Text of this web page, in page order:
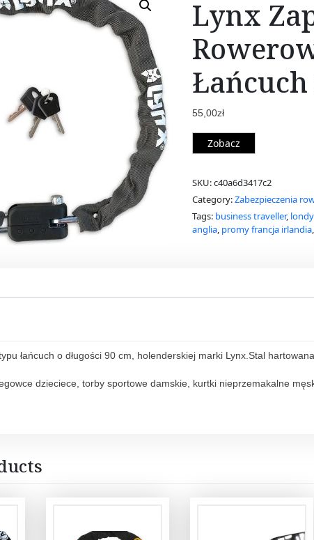
Lynx
Łańcuch
55,00zł
Zobacz
SKU:c40a6d3417c2
Category:Zabezpieczenia
Tags: business traveller,
anglia, promy francja irlandia,
łańcuch o długości 90 cm, holenderskiej marki Lynx.Stal hartowana.
dzieciece, torby sportowe damskie, kurtki nieprzemakalne